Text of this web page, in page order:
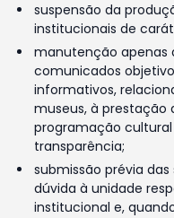
suspensão da
institucionais de
manutenção apenas
comunicados
informativos,
museus, à prestação
programação
transparência;
submissão prévia
dúvida à unidade
institucional e,